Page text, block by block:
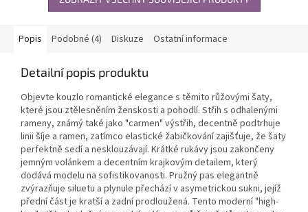
Popis Podobné (4) Diskuze Ostatní informace
Detailní popis produktu
Objevte kouzlo romantické elegance s těmito růžovými šaty,
které jsou ztělesněním ženskosti a pohodlí. Střih s odhalenými
rameny, známý také jako "carmen" výstřih, decentně podtrhuje
linii šíje a ramen, zatímco elastické žabičkování zajišťuje, že šaty
perfektně sedí a nesklouzávají. Krátké rukávy jsou zakončeny
jemným volánkem a decentním krajkovým detailem, který
dodává modelu na sofistikovanosti. Pružný pas elegantně
zvýrazňuje siluetu a plynule přechází v asymetrickou sukni, jejíž
přední část je kratší a zadní prodloužená. Tento moderní "high-